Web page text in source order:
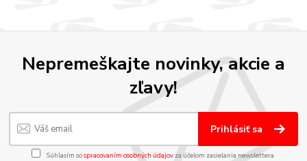
Nepremeškajte novinky, akcie a
zľavy!
Prihlásiť sa
Súhlasím sospracovaním osobných údajov za účelom zasielania newslettera.